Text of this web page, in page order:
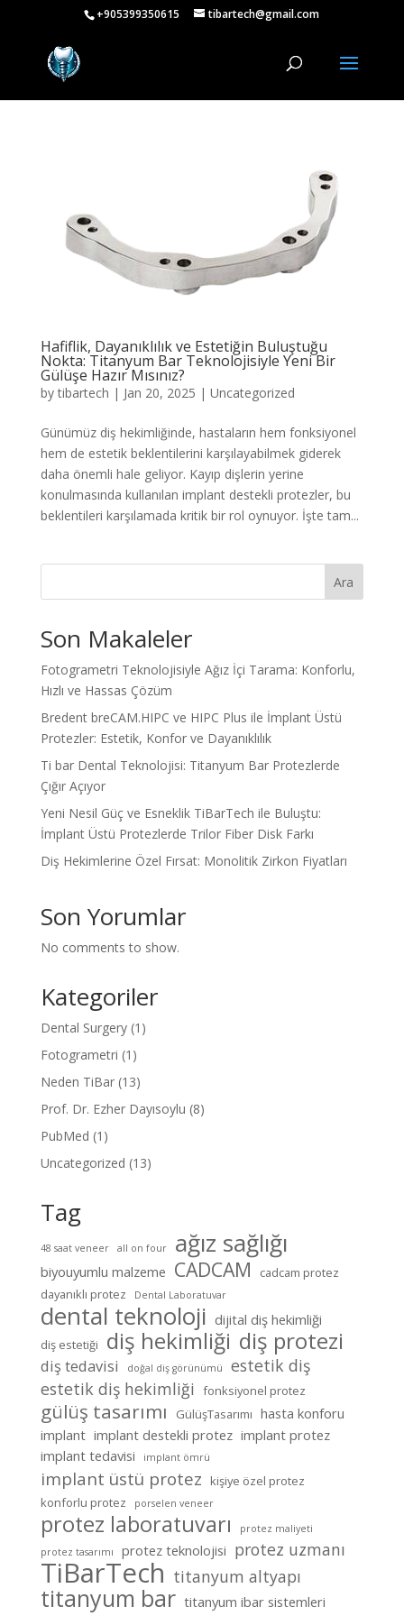
+905399350615 tibartech@gmail.com
Hafiflik, Dayanıklılık ve Estetiğin Buluştuğu
Nokta: Titanyum Bar Teknolojisiyle Yeni Bir
Gülüşe Hazır Mısınız?
bytibartech | Jan 20, 2025 | Uncategorized
Günümüz diş hekimliğinde, hastaların hem fonksiyonel
hem de estetik beklentilerini karşılayabilmek giderek
daha önemli hale geliyor. Kayıp dişlerin yerine
konulmasında kullanılan implant destekli protezler, bu
beklentileri karşılamada kritik bir rol oynuyor. İşte tam...
Ara
Son Makaleler
Fotogrametri Teknolojisiyle Ağız İçi Tarama: Konforlu,
Hızlı ve Hassas Çözüm
Bredent breCAM.HIPC ve HIPC Plus ile İmplant Üstü
Protezler: Estetik, Konfor ve Dayanıklılık
Ti bar Dental Teknolojisi: Titanyum Bar Protezlerde
Çığır Açıyor
Yeni Nesil Güç ve Esneklik TiBarTech ile Buluştu:
İmplant Üstü Protezlerde Trilor Fiber Disk Farkı
Diş Hekimlerine Özel Fırsat: Monolitik Zirkon Fiyatları
Son Yorumlar
No comments to show.
Kategoriler
Dental Surgery(1)
Fotogrametri (1)
Neden TiBar(13)
Prof. Dr. Ezher Dayısoylu (8)
PubMed (1)
Uncategorized (13)
Tag
48 saat veneer all on four ağız sağlığı
biyouyumlu malzeme CADCAM
cadcam protez
dayanıklı protez
Dental Laboratuvar
dental teknoloji dijital diş hekimliği
diş estetiği diş hekimliği diş protezi
diş tedavisi doğal diş görünümü
estetik diş
estetik diş hekimliği fonksiyonel protez
gülüş tasarımı GülüşTasarımı hasta konforu
implant implant destekli protez implant protez
implant tedavisi
implant ömrü
implant üstü protez
kişiye özel protez
konforlu protez
porselen veneer
protez laboratuvarı
protez maliyeti
protez tasarımı
protez teknolojisi protez uzmanı
TiBarTech titanyum altyapı
titanyum bar titanyum ibar sistemleri